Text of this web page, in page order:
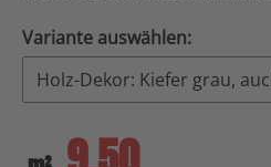
Variante auswählen: